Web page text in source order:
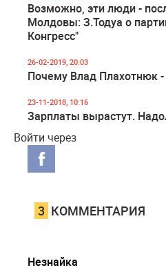
Возможно, эти люди -
Молдовы: З.Тодуа о
Конгресс"
26-02-2019, 20:03
Почему Влад Плахотнюк -
23-11-2018, 10:16
Зарплаты вырастут.
Войти через
3 КОММЕНТАРИЯ
Незнайка